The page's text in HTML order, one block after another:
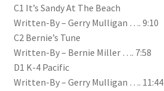
C1 It’s Sandy At The Beach
Written-By – Gerry Mulligan …. 9:10
C2 Bernie’s Tune
Written-By – Bernie Miller …. 7:58
D1 K-4 Pacific
Written-By – Gerry Mulligan …. 11:44